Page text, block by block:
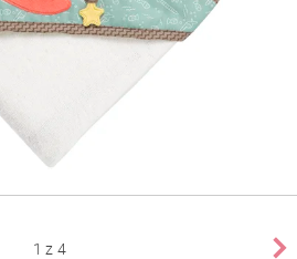
1 z 4